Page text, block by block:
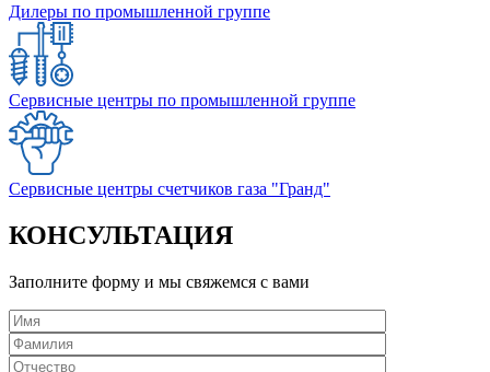
Дилеры по промышленной группе
Сервисные центры по промышленной группе
Сервисные центры счетчиков газа "Гранд"
КОНСУЛЬТАЦИЯ
Заполните форму и мы свяжемся с вами